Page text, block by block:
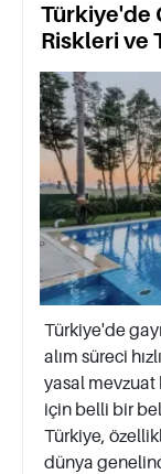
Türkiye'de
Riskleri ve
Türkiye'de
alım süreci
yasal mevzuat
için belli bir
Türkiye,
dünya